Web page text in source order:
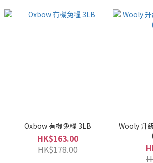
Oxbow 有機兔糧 3LB
HK$163.00
HK$178.00
Wooly 升